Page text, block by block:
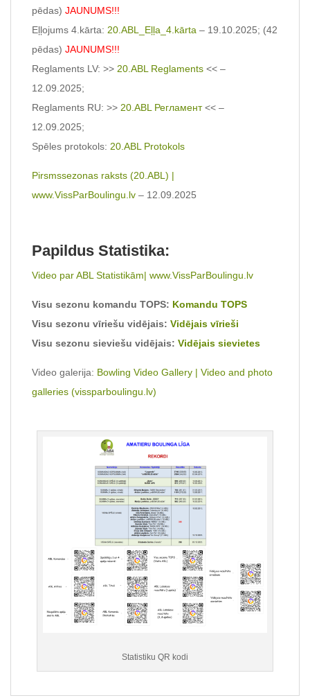
pēdas) JAUNUMS!!!
Eļļojums 4.kārta: 20.ABL_Eļļa_4.kārta – 19.10.2025; (42
pēdas) JAUNUMS!!!
Reglaments LV: >> 20.ABL Reglaments << –
12.09.2025;
Reglaments RU: >> 20.ABL Регламент<< –
12.09.2025;
Spēles protokols: 20.ABL Protokols
Pirsmssezonas raksts (20.ABL) |
www.VissParBoulingu.lv – 12.09.2025
Papildus Statistika:
Video par ABL Statistikām| www.VissParBoulingu.lv
Visu sezonu komandu TOPS: Komandu TOPS
Visu sezonu vīriešu vidējais: Vidējais vīrieši
Visu sezonu sieviešu vidējais: Vidējais sievietes
Video galerija: Bowling Video Gallery | Video and photo
galleries (vissparboulingu.lv)
Statistiku QR kodi